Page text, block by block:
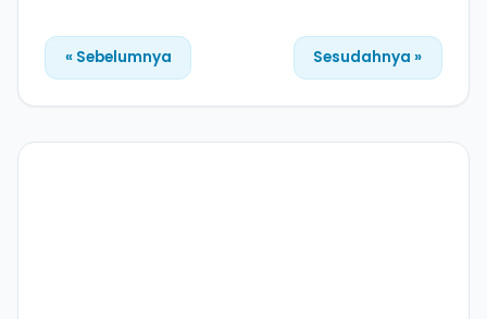
« Sebelumnya Sesudahnya »